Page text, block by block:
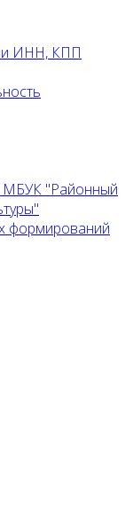
ИНН, КПП
МБУК "Районный
формирований